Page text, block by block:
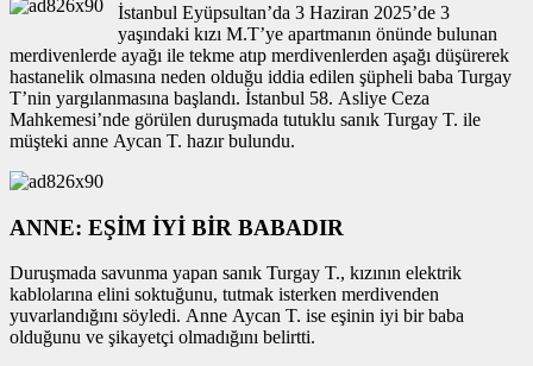
İstanbul Eyüpsultan’da 3 Haziran 2025’de 3
yaşındaki kızı M.T’ye apartmanın önünde bulunan
merdivenlerde ayağı ile tekme atıp merdivenlerden aşağı düşürerek
hastanelik olmasına neden olduğu iddia edilen şüpheli baba Turgay
T’nin yargılanmasına başlandı. İstanbul 58. Asliye Ceza
Mahkemesi’nde görülen duruşmada tutuklu sanık Turgay T. ile
müşteki anne Aycan T. hazır bulundu.
ANNE: EŞİM İYİ BİR BABADIR
Duruşmada savunma yapan sanık Turgay T., kızının elektrik
kablolarına elini soktuğunu, tutmak isterken merdivenden
yuvarlandığını söyledi. Anne Aycan T. ise eşinin iyi bir baba
olduğunu ve şikayetçi olmadığını belirtti.